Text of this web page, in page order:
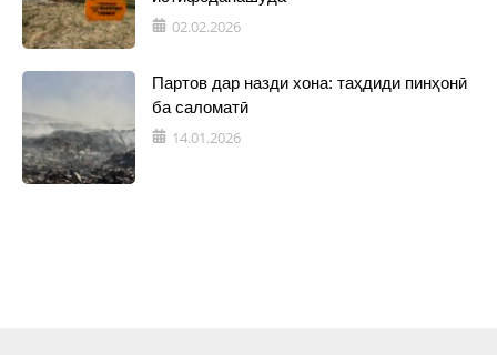
02.02.2026
Партов дар назди хона: таҳдиди пинҳонӣ
ба саломатӣ
14.01.2026